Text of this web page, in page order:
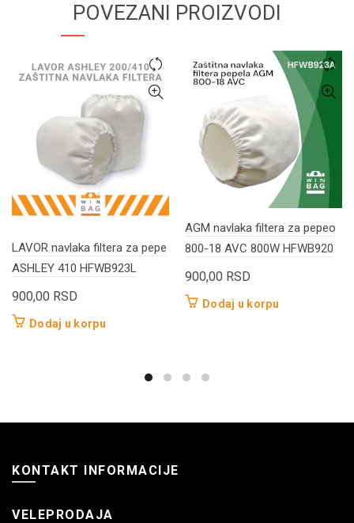
POVEZANI PROIZVODI
LAVOR navlaka filtera za pepe
ASHLEY 410 HFWB923L
900,00 RSD
Dodaj u korpu
AGM navlaka filtera za pepeo
800-18 AVC 800W HFWB920
900,00 RSD
Dodaj u korpu
KONTAKT INFORMACIJE
VELEPRODAJA